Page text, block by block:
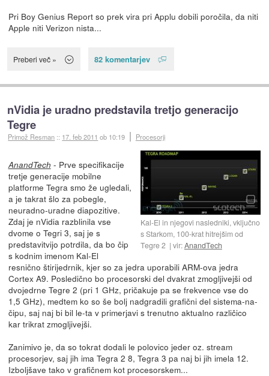
Pri Boy Genius Report so prek vira pri Applu dobili poročila, da niti
Apple niti Verizon nista...
Preberi več » 82 komentarjev
nVidia je uradno predstavila tretjo generacijo
Tegre
Primož Resman :: 17. feb 2011 ob 10:19 Procesorji
Kal-El in njegovi nasledniki, vključno
s Starkom, 100-krat hitrejšim od
Tegre 2
vir:AnandTech
AnandTech - Prve specifikacije
tretje generacije mobilne
platforme Tegra smo že ugledali,
a je takrat šlo za pobegle,
neuradno-uradne diapozitive.
Zdaj je nVidia razblinila vse
dvome o Tegri 3, saj je s
predstavitvijo potrdila, da bo čip
s kodnim imenom Kal-El
resnično štirijedrnik, kjer so za jedra uporabili ARM-ova jedra
Cortex A9. Posledično bo procesorski del dvakrat zmogljivejši od
dvojedrne Tegre 2 (pri 1 GHz, pričakuje pa se frekvence vse do
1,5 GHz), medtem ko so še bolj nadgradili grafični del sistema-na-
čipu, saj naj bi bil le-ta v primerjavi s trenutno aktualno različico
kar trikrat zmogljivejši.
Zanimivo je, da so tokrat dodali le polovico jeder oz. stream
procesorjev, saj jih ima Tegra 2 8, Tegra 3 pa naj bi jih imela 12.
Izboljšave tako v grafičnem kot procesorskem...